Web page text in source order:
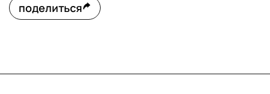
поделиться